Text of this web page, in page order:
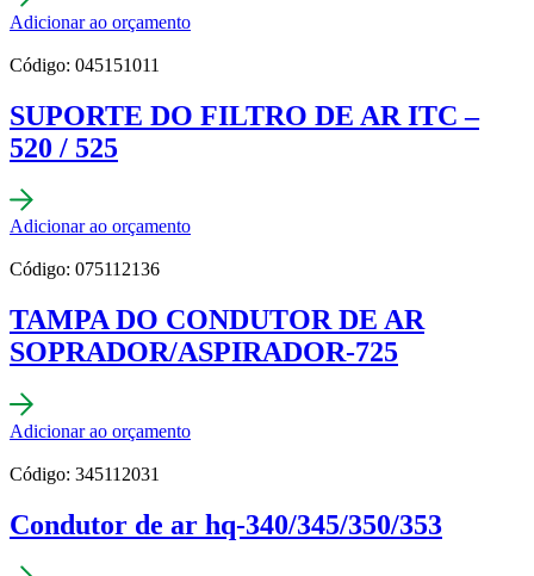
Adicionar ao orçamento
Código: 045151011
SUPORTE DO FILTRO DE AR ITC –
520 / 525
Adicionar ao orçamento
Código: 075112136
TAMPA DO CONDUTOR DE AR
SOPRADOR/ASPIRADOR-725
Adicionar ao orçamento
Código: 345112031
Condutor de ar hq-340/345/350/353